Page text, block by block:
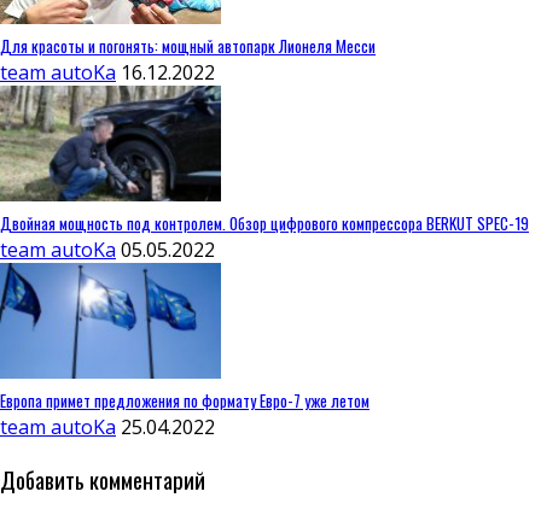
Для красоты и погонять: мощный автопарк Лионеля Месси
team autoKa 16.12.2022
Двойная мощность под контролем. Обзор цифрового компрессора BERKUT SPEC-19
team autoKa 05.05.2022
Европа примет предложения по формату Евро-7 уже летом
team autoKa 25.04.2022
Добавить комментарий